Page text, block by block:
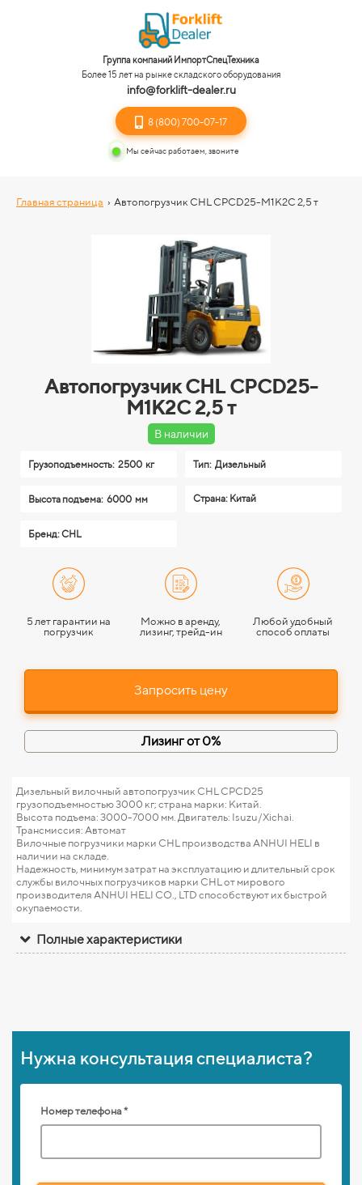
Группа компаний ИмпортСпецТехника
Более 15 лет на рынке складского оборудования
info@forklift-dealer.ru
8 (800) 700-07-17
Мы сейчас работаем, звоните
Главная страница › Автопогрузчик CHL CPCD25-M1K2C 2,5 т
Автопогрузчик CHL CPCD25-
M1K2C 2,5 т
В наличии
Грузоподъемность: 2500 кг Тип: Дизельный
Высота подъема: 6000 мм Страна: Китай
Бренд: CHL
5 лет гарантии на
погрузчик
Можно в аренду,
лизинг, трейд-ин
Любой удобный
способ оплаты
Запросить цену
Лизинг от 0%
Дизельный вилочный автопогрузчик CHL CPCD25
грузоподъемностью 3000 кг; страна марки: Китай.
Высота подъема: 3000-7000 мм. Двигатель: Isuzu/Xichai.
Трансмиссия: Автомат
Вилочные погрузчики марки CHL производства ANHUI HELI в
наличии на складе.
Надежность, минимум затрат на эксплуатацию и длительный срок
службы вилочных погрузчиков марки CHL от мирового
производителя ANHUI HELI CO., LTD способствуют их быстрой
окупаемости.
Полные характеристики
Нужна консультация специалиста?
Номер телефона *